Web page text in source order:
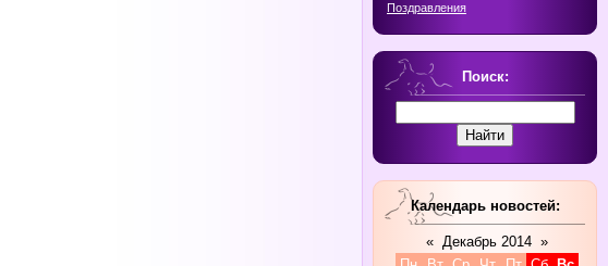
Поздравления
Поиск:
Календарь новостей:
« Декабрь 2014 »